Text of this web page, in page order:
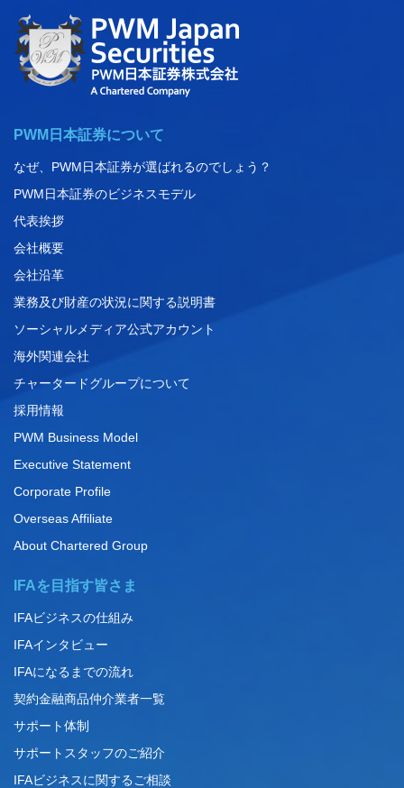
PWM日本証券について
なぜ、PWM日本証券が選ばれるのでしょう？
PWM日本証券のビジネスモデル
代表挨拶
会社概要
会社沿革
業務及び財産の状況に関する説明書
ソーシャルメディア公式アカウント
海外関連会社
チャータードグループについて
採用情報
PWM Business Model
Executive Statement
Corporate Profile
Overseas Affiliate
About Chartered Group
IFAを目指す皆さま
IFAビジネスの仕組み
IFAインタビュー
IFAになるまでの流れ
契約金融商品仲介業者一覧
サポート体制
サポートスタッフのご紹介
IFAビジネスに関するご相談